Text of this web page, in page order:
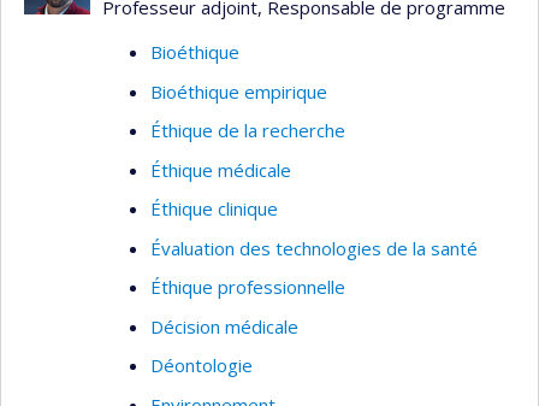
Professeur adjoint, Responsable de programme
Bioéthique
Bioéthique empirique
Éthique de la recherche
Éthique médicale
Éthique clinique
Évaluation des technologies de la santé
Éthique professionnelle
Décision médicale
Déontologie